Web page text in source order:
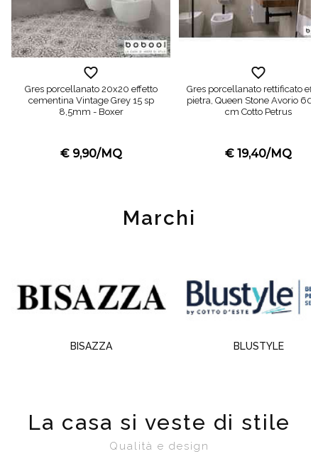
Gres porcellanato 20x20 effetto
cementina Vintage Grey 15 sp
8,5mm - Boxer
€ 9,90/MQ
Gres porcellanato rettificato
pietra, Queen Stone Avorio
cm Cotto Petrus
€ 19,40/MQ
Marchi
BISAZZA BLUSTYLE
La casa si veste di stile
Qualità e design